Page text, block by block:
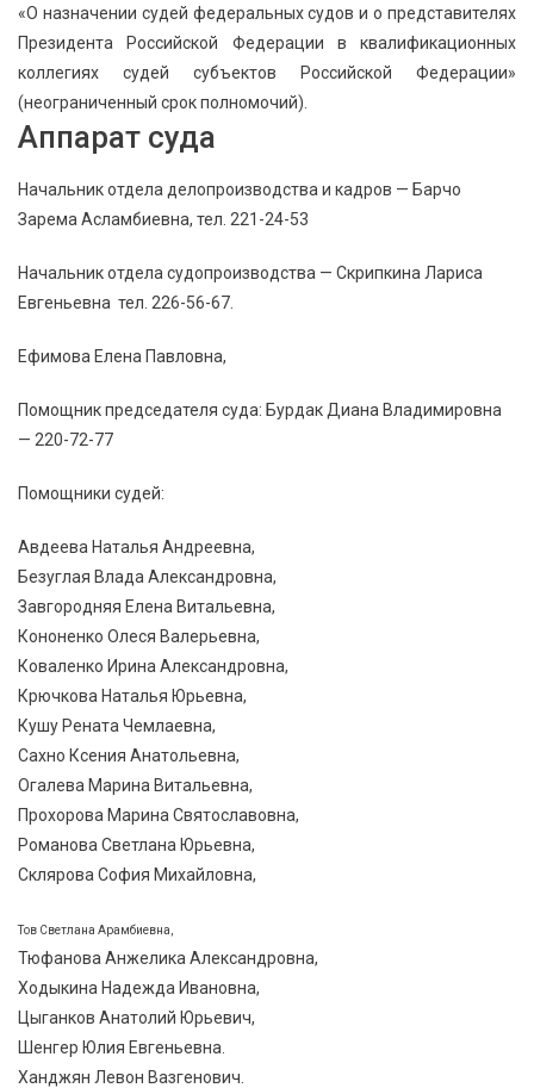
«О назначении судей федеральных судов и о представителях
Президента Российской Федерации в квалификационных
коллегиях судей субъектов Российской Федерации»
(неограниченный срок полномочий).
Аппарат суда
Начальник отдела делопроизводства и кадров — Барчо
Зарема Асламбиевна, тел. 221-24-53
Начальник отдела судопроизводства — Скрипкина Лариса
Евгеньевна тел. 226-56-67.
Ефимова Елена Павловна,
Помощник председателя суда: Бурдак Диана Владимировна
— 220-72-77
Помощники судей:
Авдеева Наталья Андреевна,
Безуглая Влада Александровна,
Завгородняя Елена Витальевна,
Кононенко Олеся Валерьевна,
Коваленко Ирина Александровна,
Крючкова Наталья Юрьевна,
Кушу Рената Чемлаевна,
Сахно Ксения Анатольевна,
Огалева Марина Витальевна,
Прохорова Марина Святославовна,
Романова Светлана Юрьевна,
Склярова София Михайловна,
Тов Светлана Арамбиевна,
Тюфанова Анжелика Александровна,
Ходыкина Надежда Ивановна,
Цыганков Анатолий Юрьевич,
Шенгер Юлия Евгеньевна.
Ханджян Левон Вазгенович.